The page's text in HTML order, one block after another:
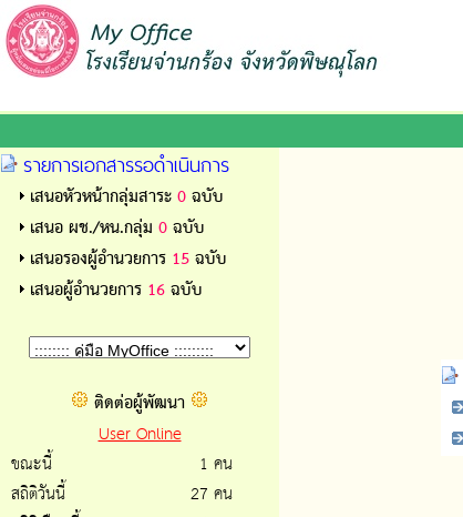
รายการเอกสารรอดำเนินการ
เสนอหัวหน้ากลุ่มสาระ0ฉบับ
เสนอ ผช./หน.กลุ่ม 0ฉบับ
เสนอรองผู้อำนวยการ 15ฉบับ
เสนอผู้อำนวยการ 16ฉบับ
ติดต่อผู้พัฒนา
User Online
ขณะนี้
1 คน
สถิติวันนี้
27 คน